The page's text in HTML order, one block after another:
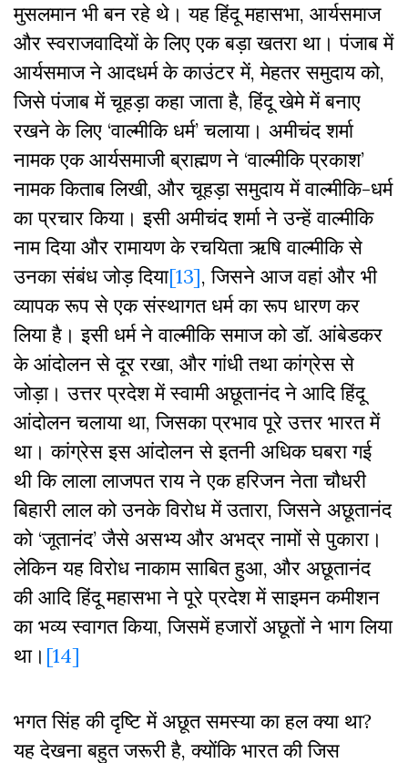
मुसलमान भी बन रहे थे। यह हिंदू महासभा, आर्यसमाज
और स्वराजवादियों के लिए एक बड़ा खतरा था। पंजाब में
आर्यसमाज ने आदधर्म के काउंटर में, मेहतर समुदाय को,
जिसे पंजाब में चूहड़ा कहा जाता है, हिंदू खेमे में बनाए
रखने के लिए ‘वाल्मीकि धर्म’ चलाया। अमीचंद शर्मा
नामक एक आर्यसमाजी ब्राह्मण ने ‘वाल्मीकि प्रकाश’
नामक किताब लिखी, और चूहड़ा समुदाय में वाल्मीकि-धर्म
का प्रचार किया। इसी अमीचंद शर्मा ने उन्हें वाल्मीकि
नाम दिया और रामायण के रचयिता ऋषि वाल्मीकि से
उनका संबंध जोड़ दिया[13], जिसने आज वहां और भी
व्यापक रूप से एक संस्थागत धर्म का रूप धारण कर
लिया है। इसी धर्म ने वाल्मीकि समाज को डॉ. आंबेडकर
के आंदोलन से दूर रखा, और गांधी तथा कांग्रेस से
जोड़ा। उत्तर प्रदेश में स्वामी अछूतानंद ने आदि हिंदू
आंदोलन चलाया था, जिसका प्रभाव पूरे उत्तर भारत में
था। कांग्रेस इस आंदोलन से इतनी अधिक घबरा गई
थी कि लाला लाजपत राय ने एक हरिजन नेता चौधरी
बिहारी लाल को उनके विरोध में उतारा, जिसने अछूतानंद
को ‘जूतानंद’ जैसे असभ्य और अभद्र नामों से पुकारा।
लेकिन यह विरोध नाकाम साबित हुआ, और अछूतानंद
की आदि हिंदू महासभा ने पूरे प्रदेश में साइमन कमीशन
का भव्य स्वागत किया, जिसमें हजारों अछूतों ने भाग लिया
था। [14]
भगत सिंह की दृष्टि में अछूत समस्या का हल क्या था?
यह देखना बहुत जरूरी है, क्योंकि भारत की जिस